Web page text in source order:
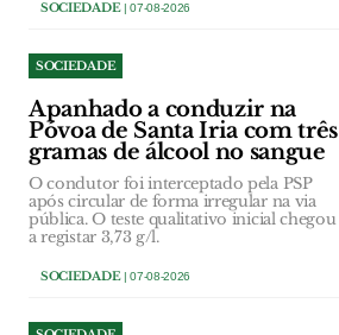
SOCIEDADE| 07-08-2026
SOCIEDADE
Apanhado a conduzir na
Póvoa de Santa Iria com três
gramas de álcool no sangue
O condutor foi interceptado pela PSP
após circular de forma irregular na via
pública. O teste qualitativo inicial chegou
a registar 3,73 g/l.
SOCIEDADE| 07-08-2026